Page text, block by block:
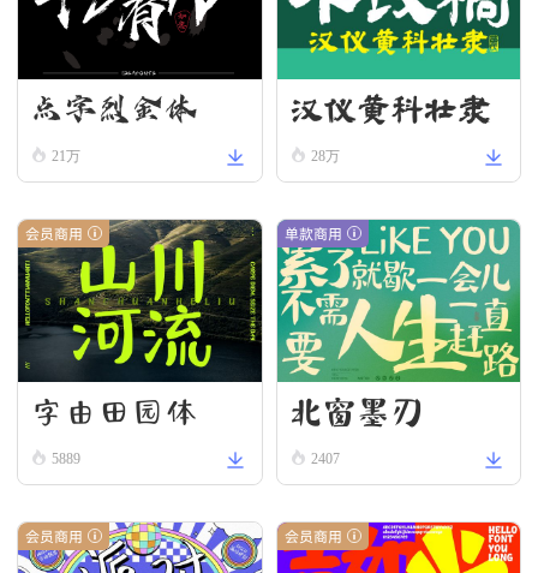
点字烈金体
21万
汉仪黄科壮隶
W28万
会员商用
字由田园体
5889
单款商用
北窗墨刃
2407
会员商用 会员商用